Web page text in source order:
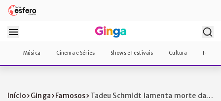
Música Cinema e Séries Shows e Festivais Cultura
Início Ginga Famosos
Tadeu Schmidt lamenta morte da